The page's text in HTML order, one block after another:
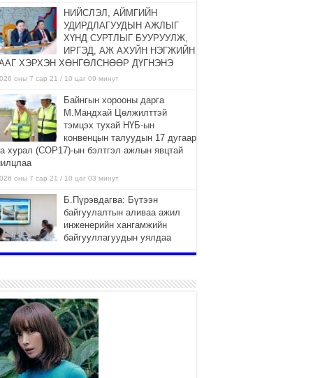
НИЙСЛЭЛ, АЙМГИЙН
УДИРДЛАГУУДЫН АЖЛЫГ
ХҮНД СУРТЛЫГ БУУРУУЛЖ,
ИРГЭД, АЖ АХУЙН НЭГЖИЙН
ХЭРХЭН ХӨНГӨЛСНӨӨР ДҮГНЭНЭ
оны 7 сар 21 / 10 цаг 09 минут
Байнгын хорооны дарга
М.Мандхай Цөлжилттэй
тэмцэх тухай НҮБ-ын
конвенцын талуудын 17 дугаар
хурал (СОР17)-ын бэлтгэл ажлын явцтай
оны 7 сар 21 / 10 цаг 03 минут
Б.Пүрэвдагва: Бүтээн
байгуулалтын аливаа ажил
инженерийн хангамжийн
байгууллагуудын уялдаа
саатах ёсгүй
“Сэлбэ 20 минутын хот”
төслийн анхны 12 давхар
барилгын үндсэн карказ,
цутгалтын ажил дууслаа
оны 7 сар 20 / 17 цаг 17 минут
Мопед, скүүтер, тэдгээртэй
адилтгах үзүүлэлт бүхий